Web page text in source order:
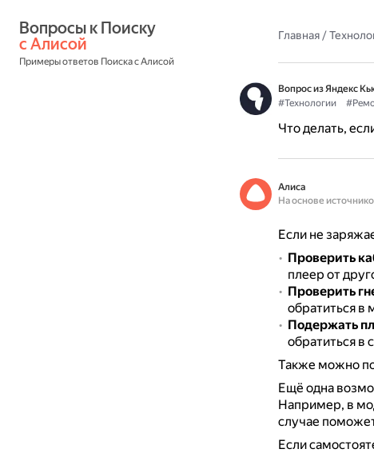
с Алисой
Примеры ответов Поиска с Алисой
Главная/
Вопрос из Яндекс
#Технологии
Что делать,
Алиса
На основе
Если не
Проверить
плеер от
Проверить
обратиться в
Подержать
обратиться в
Также можно
Ещё одна
Например, в
случае
Если